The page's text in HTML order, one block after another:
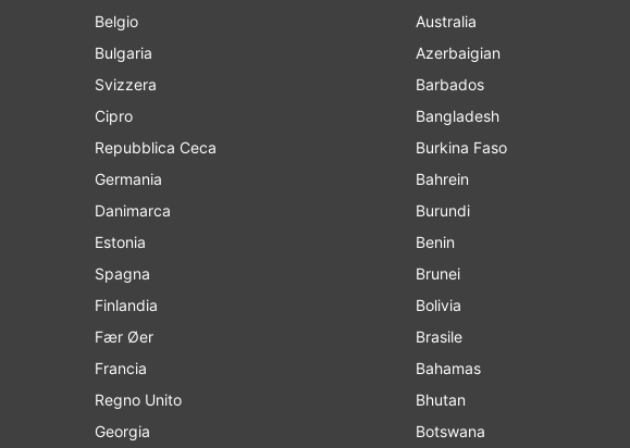
Belgio
Bulgaria
Svizzera
Cipro
Repubblica Ceca
Germania
Danimarca
Estonia
Spagna
Finlandia
Fær Øer
Francia
Regno Unito
Georgia
Australia
Azerbaigian
Barbados
Bangladesh
Burkina Faso
Bahrein
Burundi
Benin
Brunei
Bolivia
Brasile
Bahamas
Bhutan
Botswana